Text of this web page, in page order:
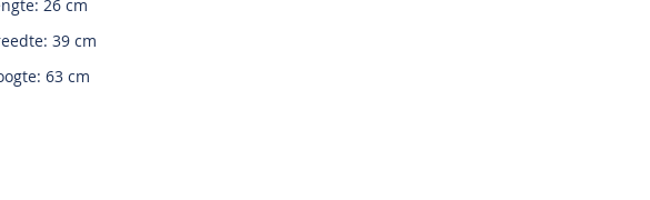
26 cm
39 cm
63 cm